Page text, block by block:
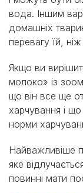
вода. Іншим
домашніх
перевагу їй,
Якщо ви
молоко» із
що він все ще
харчування і
норми
Найважливіше
яке
повинні мати